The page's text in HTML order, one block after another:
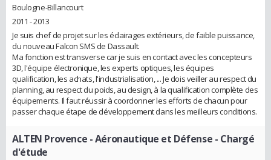
Boulogne-Billancourt
2011 - 2013
Je suis chef de projet sur les éclairages extérieurs, de faible puissance,
du nouveau Falcon SMS de Dassault.
Ma fonction est transverse car je suis en contact avec les concepteurs
3D, l'équipe électronique, les experts optiques, les équipes
qualification, les achats, l'industrialisation, ... Je dois veiller au respect du
planning, au respect du poids, au design, à la qualification complète des
équipements. Il faut réussir à coordonner les efforts de chacun pour
passer chaque étape de développement dans les meilleurs conditions.
ALTEN Provence - Aéronautique et Défense - Chargé
d'étude